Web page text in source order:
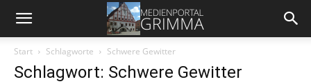
Start Schlagworte Schwere Gewitter
Schlagwort: Schwere Gewitter